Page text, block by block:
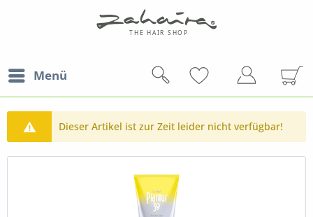
Menü
Dieser Artikel ist zur Zeit leider nicht verfügbar!